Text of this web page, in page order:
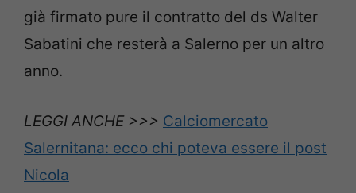
già firmato pure il contratto del ds Walter
Sabatini che resterà a Salerno per un altro
anno.
LEGGI ANCHE >>> Calciomercato
Salernitana: ecco chi poteva essere il post
Nicola